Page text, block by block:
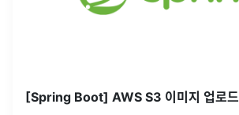
[Spring Boot] AWS S3 이미지 업로드